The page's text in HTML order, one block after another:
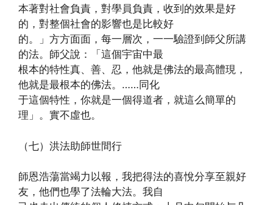
本著對社會負責，對學員負責，收到的效果是好
的，對整個社會的影響也是比較好
的。」方方面面，每一層次，一一驗證到師父所講
的法。師父說：「這個宇宙中最
根本的特性真、善、忍，他就是佛法的最高體現，
他就是最根本的佛法。……同化
于這個特性，你就是一個得道者，就這么簡單的
理」。實不虛也。
（七）洪法助師世間行
師恩浩蕩當竭力以報，我把得法的喜悅分享至親好
友，他們也學了法輪大法。我自